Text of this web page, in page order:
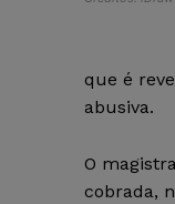
que é
abusiva.
O
cobrada,